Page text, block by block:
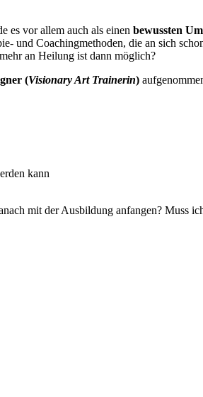
es vor allem auch als einen bewussten
und Coachingmethoden, die an sich
an Heilung ist dann möglich?
(Visionary Art Trainerin)
kann
mit der Ausbildung anfangen? Muss